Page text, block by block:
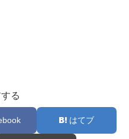
る
はてブ